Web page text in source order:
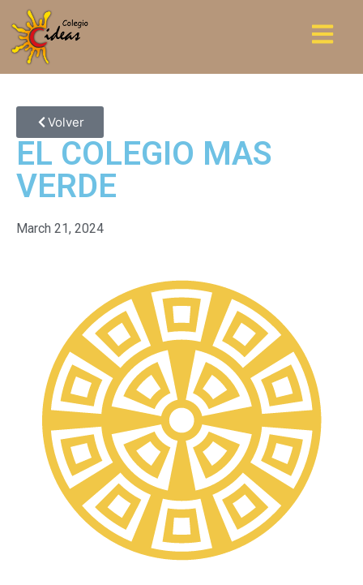
Volver
EL COLEGIO MAS
VERDE
March 21, 2024